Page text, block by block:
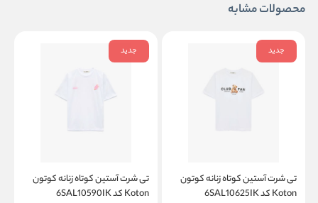
محصولات مشابه
جدید
تی شرت آستین کوتاه زنانه کوتون
Koton کد 6SAL10625IK
جدید
تی شرت آستین کوتاه زنانه کوتون
Koton کد 6SAL10590IK